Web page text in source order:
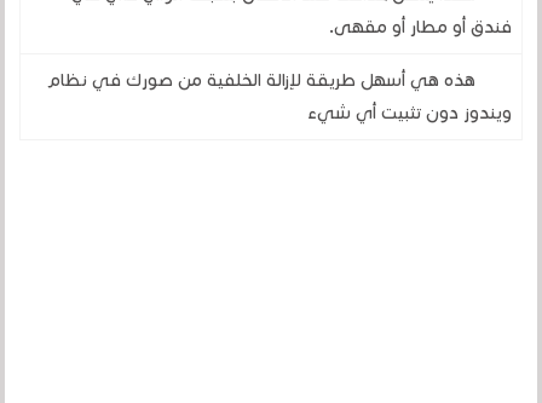
فندق أو مطار أو مقهى.
هذه هي أسهل طريقة لإزالة الخلفية من صورك في نظام
ويندوز دون تثبيت أي شيء